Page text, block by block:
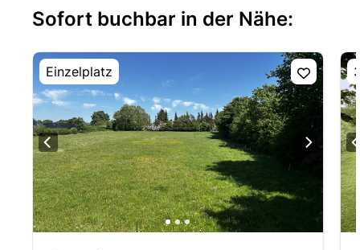
Sofort buchbar in der Nähe:
Einzelplatz